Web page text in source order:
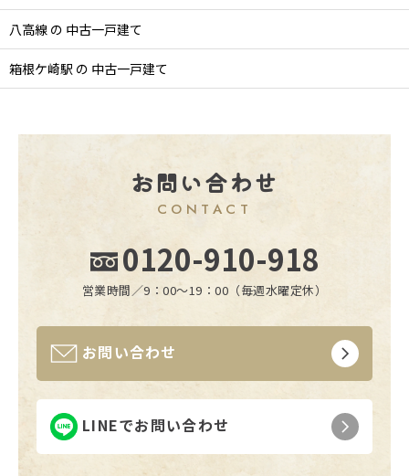
八高線 の 中古一戸建て
箱根ケ崎駅 の 中古一戸建て
お問い合わせ
CONTACT
0120-910-918
営業時間／9：00〜19：00（毎週水曜定休）
お問い合わせ
LINEでお問い合わせ